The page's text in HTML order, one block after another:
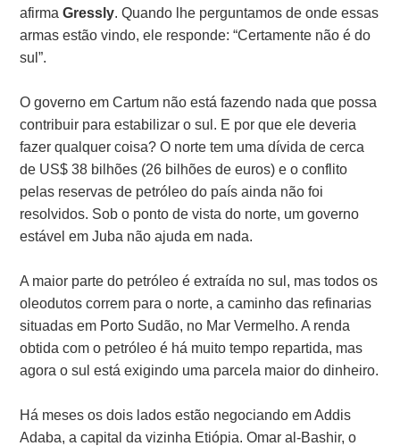
afirmaGressly. Quando lhe perguntamos de onde essas
armas estão vindo, ele responde: “Certamente não é do
sul”.
O governo em Cartum não está fazendo nada que possa
contribuir para estabilizar o sul. E por que ele deveria
fazer qualquer coisa? O norte tem uma dívida de cerca
de US$ 38 bilhões (26 bilhões de euros) e o conflito
pelas reservas de petróleo do país ainda não foi
resolvidos. Sob o ponto de vista do norte, um governo
estável em Juba não ajuda em nada.
A maior parte do petróleo é extraída no sul, mas todos os
oleodutos correm para o norte, a caminho das refinarias
situadas em Porto Sudão, no Mar Vermelho. A renda
obtida com o petróleo é há muito tempo repartida, mas
agora o sul está exigindo uma parcela maior do dinheiro.
Há meses os dois lados estão negociando em Addis
Adaba, a capital da vizinha Etiópia. Omar al-Bashir, o